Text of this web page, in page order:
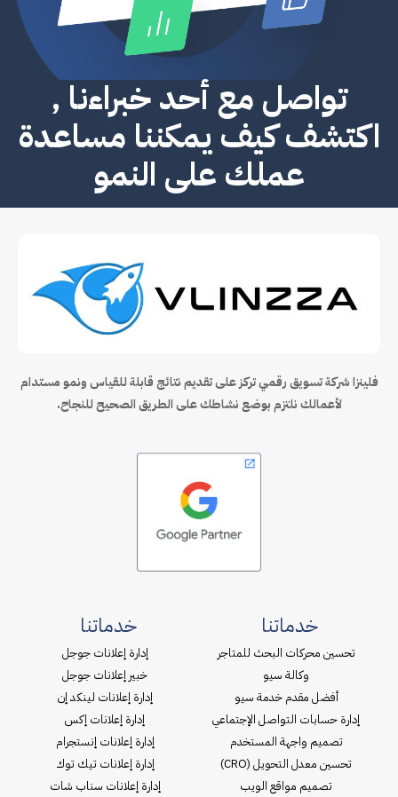
تواصل مع أحد خبراءنا ,
اكتشف كيف يمكننا مساعدة
عملك على النمو
فلينزا شركة تسويق رقمي تركز على تقديم نتائج قابلة للقياس ونمو مستدام
لأعمالك نلتزم بوضع نشاطك على الطريق الصحيح للنجاح.
خدماتنا
تحسين محركات البحث للمتاجر
وكالة سيو
أفضل مقدم خدمة سيو
إدارة حسابات التواصل الإجتماعي
تصميم واجهة المستخدم
تحسين معدل التحويل (CRO)
تصميم مواقع الويب
خدماتنا
إدارة إعلانات جوجل
خبير إعلانات جوجل
إدارة إعلانات لينكد إن
إدارة إعلانات إكس
إدارة إعلانات إنستجرام
إدارة إعلانات تيك توك
إدارة إعلانات سناب شات